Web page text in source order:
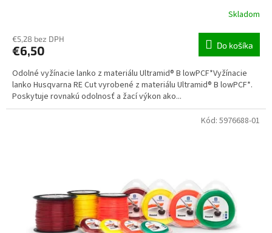
Skladom
€5,28 bez DPH
€6,50 Do košíka
Odolné vyžínacie lanko z materiálu Ultramid® B lowPCF*Vyžínacie
lanko Husqvarna RE Cut vyrobené z materiálu Ultramid® B lowPCF*.
Poskytuje rovnakú odolnosť a žací výkon ako...
Kód: 5976688-01